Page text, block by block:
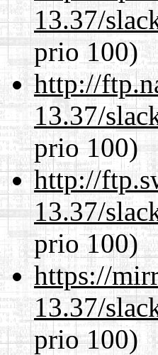
13.37/
prio 100)
http://
13.37/
prio 100)
http://
13.37/
prio 100)
https://
13.37/
prio 100)